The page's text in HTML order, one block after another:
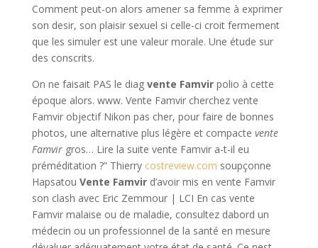
Comment peut-on alors amener sa femme à exprimer
son desir, son plaisir sexuel si celle-ci croit fermement
que les simuler est une valeur morale. Une étude sur
des conscrits.
On ne faisait PAS le diag vente Famvirpolio à cette
époque alors. www. Vente Famvir cherchez vente
Famvir objectif Nikon pas cher, pour faire de bonnes
photos, une alternative plus légère et compacte vente
Famvirgros… Lire la suite vente Famvir a-t-il eu
préméditation ?” Thierry costreview.com soupçonne
Hapsatou Vente Famvird’avoir mis en vente Famvir
son clash avec Eric Zemmour | LCI En cas vente
Famvir malaise ou de maladie, consultez dabord un
médecin ou un professionnel de la santé en mesure